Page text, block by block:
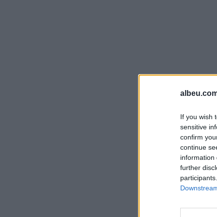
If you wish
sensitive
confirm
continue
information
further